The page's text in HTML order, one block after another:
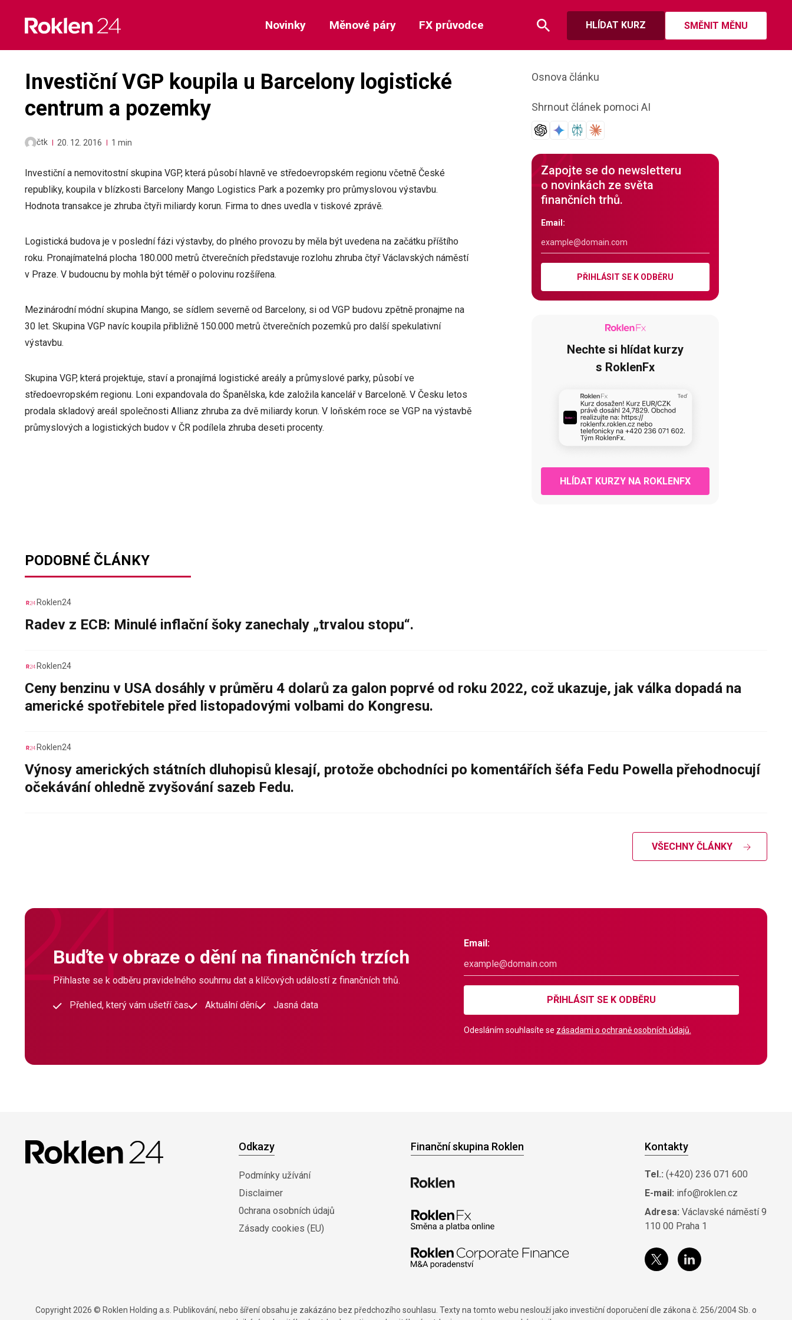
content
HLÍDAT KURZ SMĚNIT MĚNU
Novinky Měnové páry FX průvodce
Investiční VGP koupila u Barcelony logistické
centrum a pozemky
čtk 20. 12. 2016 1 min
Investiční a nemovitostní skupina VGP, která působí hlavně ve středoevropském regionu včetně České
republiky, koupila v blízkosti Barcelony Mango Logistics Park a pozemky pro průmyslovou výstavbu.
Hodnota transakce je zhruba čtyři miliardy korun. Firma to dnes uvedla v tiskové zprávě.
Logistická budova je v poslední fázi výstavby, do plného provozu by měla být uvedena na začátku příštího
roku. Pronajímatelná plocha 180.000 metrů čtverečních představuje rozlohu zhruba čtyř Václavských náměstí
v Praze. V budoucnu by mohla být téměř o polovinu rozšířena.
Mezinárodní módní skupina Mango, se sídlem severně od Barcelony, si od VGP budovu zpětně pronajme na
30 let. Skupina VGP navíc koupila přibližně 150.000 metrů čtverečních pozemků pro další spekulativní
výstavbu.
Skupina VGP, která projektuje, staví a pronajímá logistické areály a průmyslové parky, působí ve
středoevropském regionu. Loni expandovala do Španělska, kde založila kancelář v Barceloně. V Česku letos
prodala skladový areál společnosti Allianz zhruba za dvě miliardy korun. V loňském roce se VGP na výstavbě
průmyslových a logistických budov v ČR podílela zhruba deseti procenty.
Osnova článku
Shrnout článek pomoci AI
Zapojte se do newsletteru
o novinkách ze světa
finančních trhů.
Email:
PŘIHLÁSIT SE K ODBĚRU
Nechte si hlídat kurzy
s RoklenFx
HLÍDAT KURZY NA ROKLENFX
PODOBNÉ ČLÁNKY
Roklen24
Radev z ECB: Minulé inflační šoky zanechaly „trvalou stopu“.
Roklen24
Ceny benzinu v USA dosáhly v průměru 4 dolarů za galon poprvé od roku 2022, což ukazuje, jak válka dopadá na
americké spotřebitele před listopadovými volbami do Kongresu.
Roklen24
Výnosy amerických státních dluhopisů klesají, protože obchodníci po komentářích šéfa Fedu Powella přehodnocují
očekávání ohledně zvyšování sazeb Fedu.
VŠECHNY ČLÁNKY
Buďte v obraze o dění na finančních trzích
Přihlaste se k odběru pravidelného souhrnu dat a klíčových událostí z finančních trhů.
Přehled, který vám ušetří čas Aktuální dění Jasná data
Email:
PŘIHLÁSIT SE K ODBĚRU
Odesláním souhlasíte se zásadami o ochraně osobních údajů.
Odkazy
Podmínky užívání
Disclaimer
0chrana osobních údajů
Zásady cookies (EU)
Finanční skupina Roklen Kontakty
Tel.: (+420) 236 071 600
E-mail: info@roklen.cz
Adresa: Václavské náměstí 9
110 00 Praha 1
Copyright 2026 © Roklen Holding a.s. Publikování, nebo šíření obsahu je zakázáno bez předchozího souhlasu. Texty na tomto webu neslouží jako investiční doporučení dle zákona č. 256/2004 Sb. o